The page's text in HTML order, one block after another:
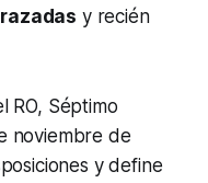
y recién
RO, Séptimo
noviembre de
y define